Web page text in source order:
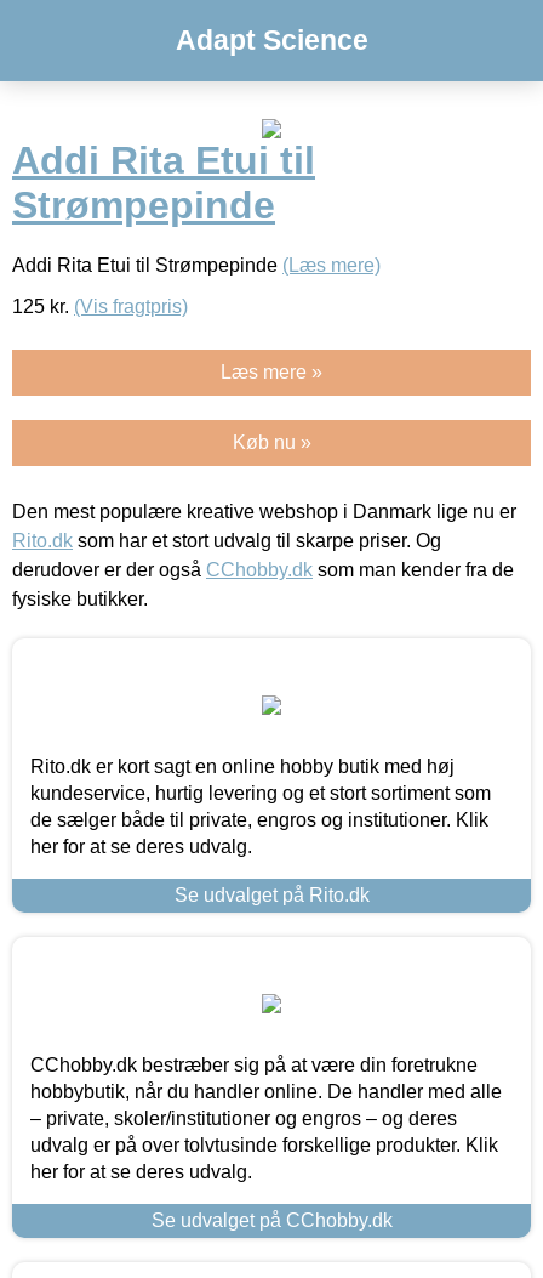
Adapt Science
Addi Rita Etui til
Strømpepinde
Addi Rita Etui til Strømpepinde (Læs mere)
125 kr. (Vis fragtpris)
Læs mere »
Køb nu »
Den mest populære kreative webshop i Danmark lige nu er
Rito.dk som har et stort udvalg til skarpe priser. Og
derudover er der også CChobby.dk som man kender fra de
fysiske butikker.
Rito.dk er kort sagt en online hobby butik med høj
kundeservice, hurtig levering og et stort sortiment som
de sælger både til private, engros og institutioner. Klik
her for at se deres udvalg.
Se udvalget på Rito.dk
CChobby.dk bestræber sig på at være din foretrukne
hobbybutik, når du handler online. De handler med alle
– private, skoler/institutioner og engros – og deres
udvalg er på over tolvtusinde forskellige produkter. Klik
her for at se deres udvalg.
Se udvalget på CChobby.dk